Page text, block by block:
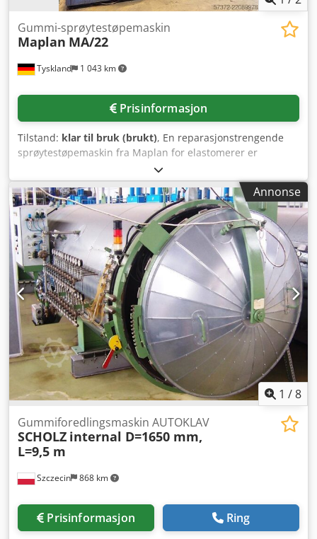
Tyskland 1 043 km
Gummi-sprøytestøpemaskin
Maplan MA/22
Prisinformasjon
Tilstand: klar til bruk (brukt), En reparasjonstrengende
sprøytestøpemaskin fra Maplan for elastomerer er
tilgjengelig. Konstruksjon: hydraulisk vertikalpresse,
hydraulikkoljetype: ISO VH 46 HLP, hydraulikkoljefylling: ca.
600l, maks. hydraulikktrykk: 250 bar,
patronvarmerdiameter: 25mm, isolasjonsplatetykkelse:
14mm, maks. driftstemperatur: 250°C, L/D-forhold: 12:1,
maks. bakketrykk: 400 bar, maks. slag: 260mm,
vakuumpumpekapasitet: 63m³/t, vekt: ca. 17 500kg, styring:
B&R PLC. Tempereringsenhetene og den hydrauliske
låsingen er ute av drift. Dokumentasjon tilgjengelig.
Besiktigelse på stedet mulig. Crjdszcfi Ijpfx Acief
Annonse
1 /8
Szczecin 868 km
Gummiforedlingsmaskin AUTOKLAV
SCHOLZ internal D=1650 mm,
L=9,5 m
Prisinformasjon Ring